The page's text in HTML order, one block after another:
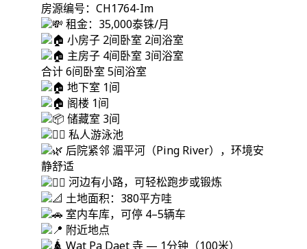
房源编号：CH1764-Im
租金：35,000泰铢/月
小房子 2间卧室 2间浴室
主房子 4间卧室 3间浴室
合计 6间卧室 5间浴室
地下室 1间
阁楼 1间
储藏室 3间
私人游泳池
后院紧邻 湄平河（Ping River），环境安
静舒适
河边有小路，可轻松跑步或锻炼
土地面积：380平方哇
室内车库，可停 4–5辆车
附近地点